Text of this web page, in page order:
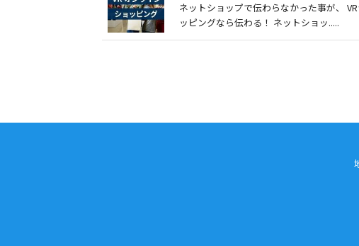
ネットショップで伝わらなかった事が、
ッピングなら伝わる！ ネットショッ.....